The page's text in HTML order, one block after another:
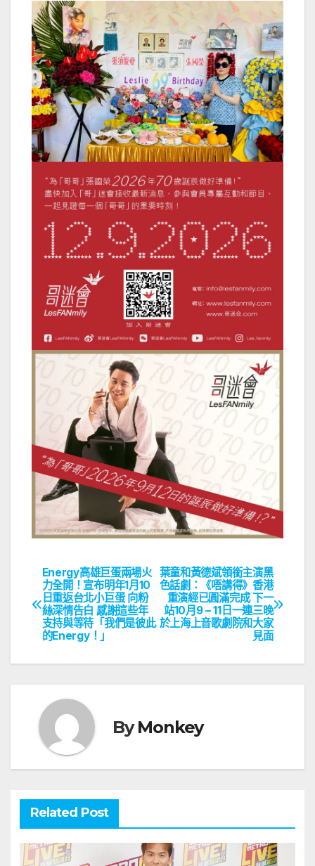
文
章
導
覽
葉童和黃德斌領銜主演黑
色話劇：《唔講得》香港
重演經已圓滿完成 下一
站10月9 – 11日一連三晚
於上海上音歌劇院和大家
見面
Energy高雄巨蛋兩場火
力全開！宣布明年1月10
日重返台北小巨蛋 向粉
絲深情告白 感謝這些年
支持與等待「我們是彼此
的Energy！」
ByMonkey
Related Post